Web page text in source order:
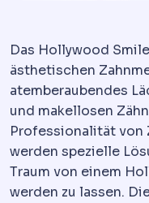
Das Hollywood
ästhetischen
atemberaubendes
und makellosen
Professionalität von
werden spezielle
Traum von einem
werden zu lassen.